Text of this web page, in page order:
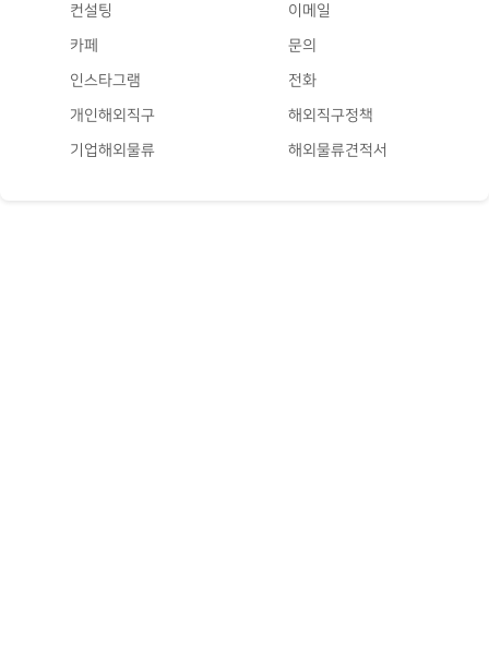
컨설팅
카페
인스타그램
개인해외직구
기업해외물류
이메일
문의
전화
해외직구정책
해외물류견적서